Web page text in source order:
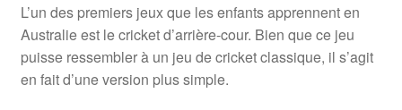
L’un des premiers jeux que les enfants apprennent en
Australie est le cricket d’arrière-cour. Bien que ce jeu
puisse ressembler à un jeu de cricket classique, il s’agit
en fait d’une version plus simple.